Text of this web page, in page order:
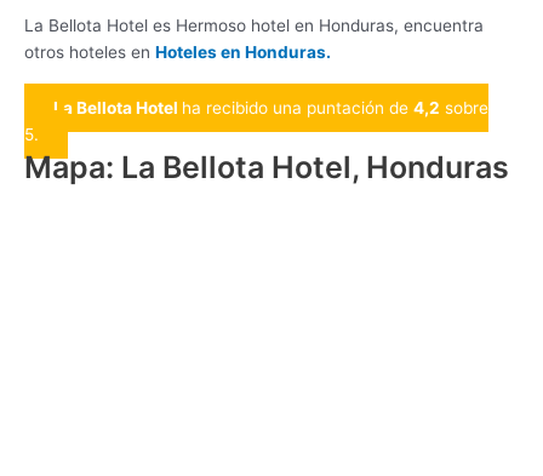
La Bellota Hotel es Hermoso hotel en Honduras, encuentra
otros hoteles en Hoteles en Honduras.
La Bellota Hotel ha recibido una puntación de 4,2 sobre
5.
Mapa: La Bellota Hotel, Honduras